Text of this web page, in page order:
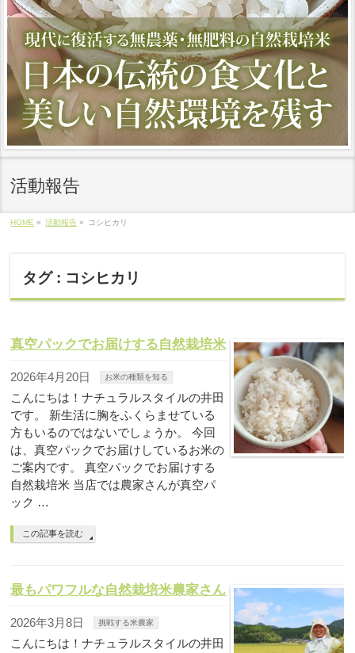
活動報告
HOME » 活動報告 » コシヒカリ
タグ : コシヒカリ
真空パックでお届けする自然栽培米
2026年4月20日 お米の種類を知る
こんにちは！ナチュラルスタイルの井田
です。 新生活に胸をふくらませている
方もいるのではないでしょうか。 今回
は、真空パックでお届けしているお米の
ご案内です。 真空パックでお届けする
自然栽培米 当店では農家さんが真空パ
ック …
この記事を読む
最もパワフルな自然栽培米農家さん
2026年3月8日 挑戦する米農家
こんにちは！ナチュラルスタイルの井田